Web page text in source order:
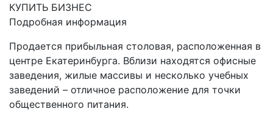
КУПИТЬ БИЗНЕС
Подробная информация
Продается прибыльная столовая, расположенная в
центре Екатеринбурга. Вблизи находятся офисные
заведения, жилые массивы и несколько учебных
заведений – отличное расположение для точки
общественного питания.